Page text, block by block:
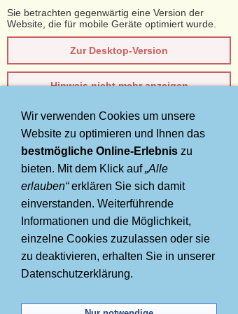
Sie betrachten gegenwärtig eine Version der
Website, die für mobile Geräte optimiert wurde.
Zur Desktop-Version
Hinweis nicht mehr anzeigen
Navigation einblenden
AIDA Kreuzfahrten
Karibische Inseln zum AIDA
VARIO Tarif
Wir verwenden Cookies um unsere
Website zu optimieren und Ihnen das
bestmögliche Online-Erlebnis zu
bieten. Mit dem Klick auf„Alle
erlauben“erklären Sie sich damit
einverstanden. Weiterführende
Informationen und die Möglichkeit,
einzelne Cookies zuzulassen oder sie
zu deaktivieren, erhalten Sie in unserer
Datenschutzerklärung.